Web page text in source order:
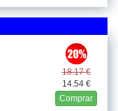
18.17 €
14.54 €
Comprar